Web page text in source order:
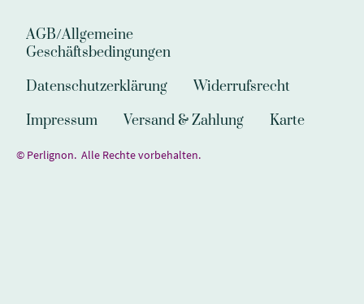
AGB/Allgemeine
Geschäftsbedingungen
Datenschutzerklärung
Widerrufsrecht
Impressum
Versand & Zahlung Karte
© Perlignon. Alle Rechte vorbehalten.